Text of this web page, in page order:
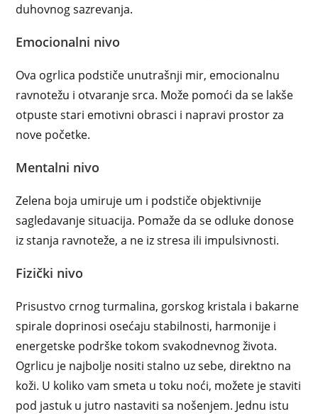
duhovnog sazrevanja.
Emocionalni nivo
Ova ogrlica podstiče unutrašnji mir, emocionalnu
ravnotežu i otvaranje srca. Može pomoći da se lakše
otpuste stari emotivni obrasci i napravi prostor za
nove početke.
Mentalni nivo
Zelena boja umiruje um i podstiče objektivnije
sagledavanje situacija. Pomaže da se odluke donose
iz stanja ravnoteže, a ne iz stresa ili impulsivnosti.
Fizički nivo
Prisustvo crnog turmalina, gorskog kristala i bakarne
spirale doprinosi osećaju stabilnosti, harmonije i
energetske podrške tokom svakodnevnog života.
Ogrlicu je najbolje nositi stalno uz sebe, direktno na
koži. U koliko vam smeta u toku noći, možete je staviti
pod jastuk u jutro nastaviti sa nošenjem. Jednu istu